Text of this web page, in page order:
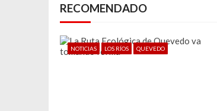
e
g
RECOMENDADO
NOTICIAS LOS RÍOS QUEVEDO